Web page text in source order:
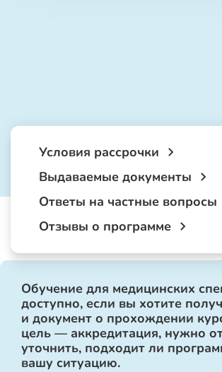
Условия рассрочки
Выдаваемые документы
Ответы на частные вопросы
Отзывы о программе
Обучение для медицинских
доступно, если вы хотите
и документ о прохождении
цель — аккредитация, нужно
уточнить, подходит ли
вашу ситуацию.